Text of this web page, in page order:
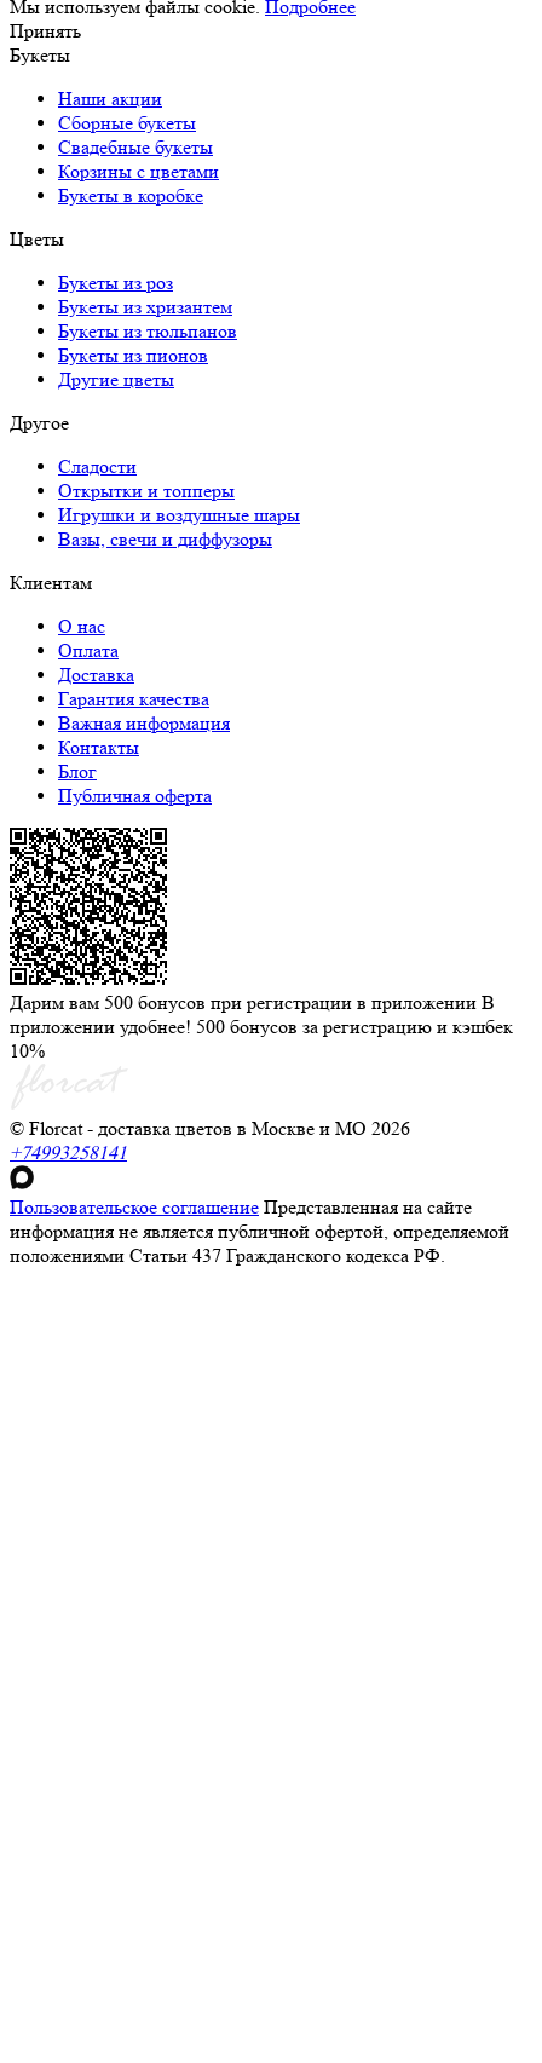
Мы используем файлы cookie. Подробнее
Принять
Букеты
Наши акции
Сборные букеты
Свадебные букеты
Корзины с цветами
Букеты в коробке
Цветы
Букеты из роз
Букеты из хризантем
Букеты из тюльпанов
Букеты из пионов
Другие цветы
Другое
Сладости
Открытки и топперы
Игрушки и воздушные шары
Вазы, свечи и диффузоры
Клиентам
О нас
Оплата
Доставка
Гарантия качества
Важная информация
Контакты
Блог
Публичная оферта
Дарим вам 500 бонусов при регистрации в приложении В
приложении удобнее! 500 бонусов за регистрацию и кэшбек
10%
© Florcat - доставка цветов в Москве и МО 2026
+74993258141
Пользовательское соглашение Представленная на сайте
информация не является публичной офертой, определяемой
положениями Статьи 437 Гражданского кодекса РФ.